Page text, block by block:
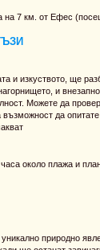
7 км. от Ефес
и изкуството, ще
и
Можете да
да
около плажа и
природно